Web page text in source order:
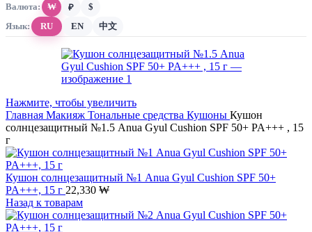
Валюта: ₩ ₽
$
Язык:
RU EN 中文
Нажмите, чтобы увеличить
Главная Макияж Тональные средства Кушоны Кушон
солнцезащитный №1.5 Anua Gyul Cushion SPF 50+ PA+++ , 15
г
Кушон солнцезащитный №1 Anua Gyul Cushion SPF 50+
PA+++, 15 г 22,330 ₩
Назад к товарам